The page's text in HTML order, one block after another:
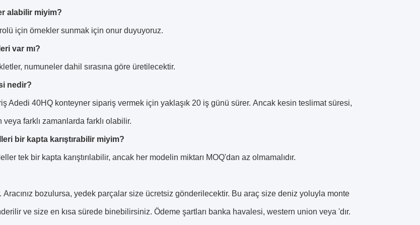
alabilir miyim?
için örnekler sunmak için onur duyuyoruz.
var mı?
numuneler dahil sırasına göre üretilecektir.
nedir?
Adedi 40HQ konteyner sipariş vermek için yaklaşık 20 iş günü sürer. Ancak kesin teslimat süresi,
veya farklı zamanlarda farklı olabilir.
bir kapta karıştırabilir miyim?
tek bir kapta karıştırılabilir, ancak her modelin miktarı MOQ'dan az olmamalıdır.
Aracınız bozulursa, yedek parçalar size ücretsiz gönderilecektir. Bu araç size deniz yoluyla monte
ve size en kısa sürede binebilirsiniz. Ödeme şartları banka havalesi, western union veya 'dır.